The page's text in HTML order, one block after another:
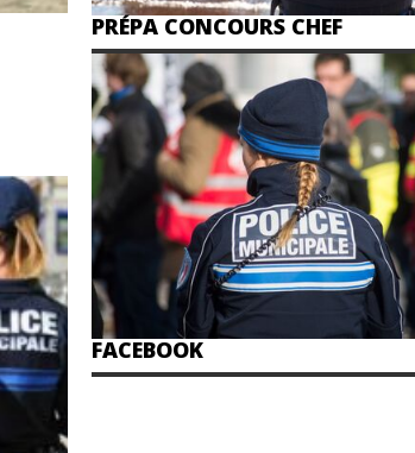
PRÉPA CONCOURS CHEF
FACEBOOK